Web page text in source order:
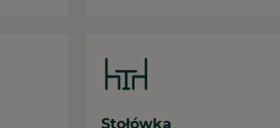
Stołówka